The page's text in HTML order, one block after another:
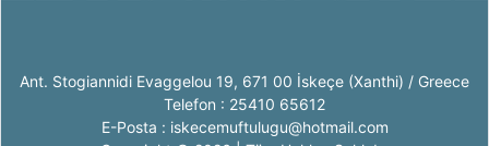
Ant. Stogiannidi Evaggelou 19, 671 00 İskeçe (Xanthi) / Greece
Telefon : 25410 65612
E-Posta : iskecemuftulugu@hotmail.com